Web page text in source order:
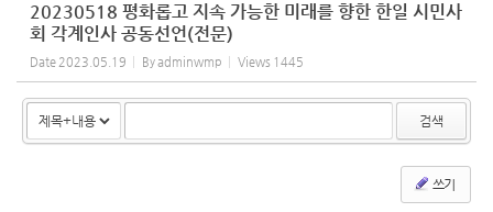
20230518 평화롭고 지속 가능한 미래를 향한 한일 시민사
회 각계인사 공동선언(전문)
Date 2023.05.19 Byadminwmp Views 1445
검색
쓰기